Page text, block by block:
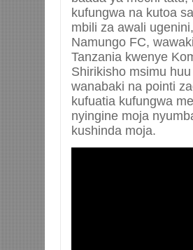
kufungwa na kutoa
mbili za awali
Namungo FC,
Tanzania kwenye
Shirikisho msimu
wanabaki na pointi
kufuatia kufungwa
nyingine moja
kushinda moja.